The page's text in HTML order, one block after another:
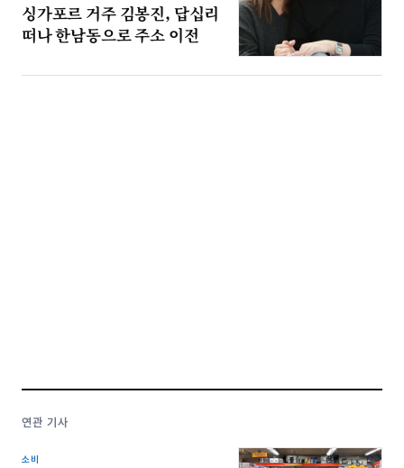
싱가포르 거주 김봉진, 답십리
떠나 한남동으로 주소 이전
연관 기사
소비